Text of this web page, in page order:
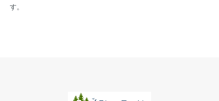
す。